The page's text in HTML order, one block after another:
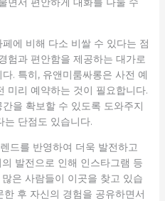
에 비해 다소 비쌀 수 있다는 점
험과 편안함을 제공하는 대가로
. 특히, 유앤미룸싸롱은 사전 예
미리 예약하는 것이 필요합니다.
을 확보할 수 있도록 도와주지
는 단점도 있습니다.
드를 반영하여 더욱 발전하고
발전으로 인해 인스타그램 등
은 사람들이 이곳을 찾고 있습
후 자신의 경험을 공유하면서